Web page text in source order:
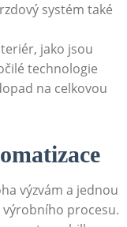
systém také
jako jsou
technologie
na celkovou
výzvám a jednou
procesu.